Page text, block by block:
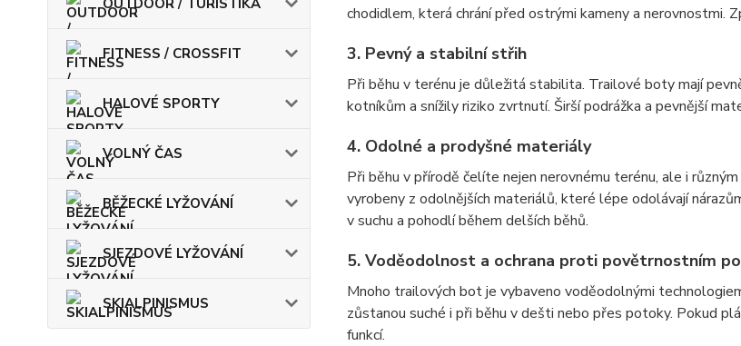
OUTDOOR / TURISTIKA
FITNESS / CROSSFIT
HALOVÉ SPORTY
VOLNÝ ČAS
BĚŽECKÉ LYŽOVÁNÍ
SJEZDOVÉ LYŽOVÁNÍ
SKIALPINISMUS
chodidlem, která chrání před ostrými kameny a nerovnostmi.
3. Pevný a stabilní střih
Při běhu v terénu je důležitá stabilita. Trailové boty mají
kotníkům a snížily riziko zvrtnutí. Širší podrážka a pevnější
4. Odolné a prodyšné materiály
Při běhu v přírodě čelíte nejen nerovnému terénu, ale i
vyrobeny z odolnějších materiálů, které lépe odolávají
v suchu a pohodlí během delších běhů.
5. Voděodolnost a ochrana proti povětrnostním
Mnoho trailových bot je vybaveno voděodolnými
zůstanou suché i při běhu v dešti nebo přes potoky. Pokud
funkcí.